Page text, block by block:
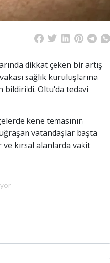
dikkat çeken bir artış
sağlık kuruluşlarına
bildirildi. Oltu'da tedavi
kene temasının
vatandaşlar başta
kırsal alanlarda vakit